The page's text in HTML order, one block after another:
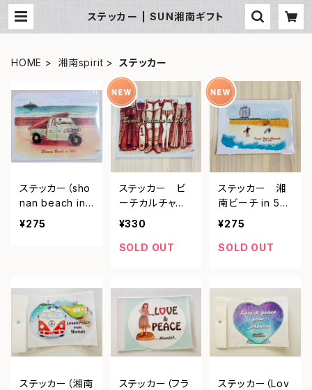
ステッカー | SUN湘南ギフト
HOME 湘南spirit ステッカー
ステッカー（sho
nan beach in
50s レトロ)
¥275
ステッカー ビ
ーチカルチャ
ー in 70's
¥330
SOLD OUT
ステッカー 湘
南ビーチ in 5
0's
¥275
SOLD OUT
ステッカー（湘南
ステッカー（フラ
ステッカー（Lov